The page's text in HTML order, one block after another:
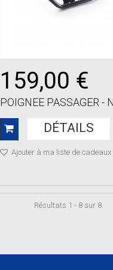
159,00 €
POIGNEE PASSAGER -
DÉTAILS
Ajouter à ma liste de cadeaux
Résultats 1 - 8 sur 8.